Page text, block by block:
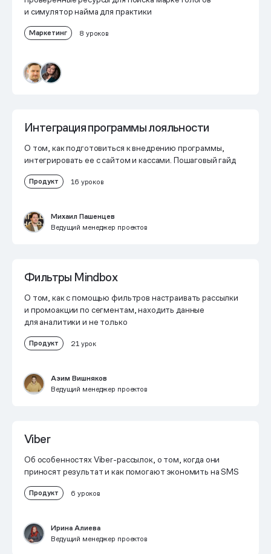
и симулятор найма для практики
Маркетинг 8 уроков
Интеграция программы лояльности
О том, как подготовиться к внедрению программы,
интегрировать ее с сайтом и кассами. Пошаговый гайд
Продукт 16 уроков
Михаил Пашенцев
Ведущий менеджер проектов
Фильтры Mindbox
О том, как с помощью фильтров настраивать рассылки
и промоакции по сегментам, находить данные
для аналитики и не только
Продукт 21 урок
Азим Вишняков
Ведущий менеджер проектов
Viber
Об особенностях Viber-рассылок, о том, когда они
приносят результат и как помогают экономить на SMS
Продукт 6 уроков
Ирина Алиева
Ведущий менеджер проектов